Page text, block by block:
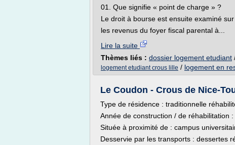
01. Que signifie « point de charge » ?
Le droit à bourse est ensuite examiné
les revenus du foyer fiscal parental à...
Lire la suite
Thèmes liés : dossier logement etudiant
logement etudiant crous lille / logement en
Le Coudon - Crous de Nice-
Type de résidence : traditionnelle
Année de construction / de réhabilitation
Située à proximité de : campus
Desservie par les transports : dessertes